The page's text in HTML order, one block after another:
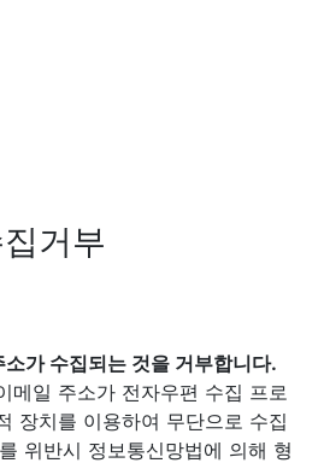
거부
가 수집되는 것을 거부합니다.
메일 주소가 전자우편 수집 프로
장치를 이용하여 무단으로 수집
위반시 정보통신망법에 의해 형